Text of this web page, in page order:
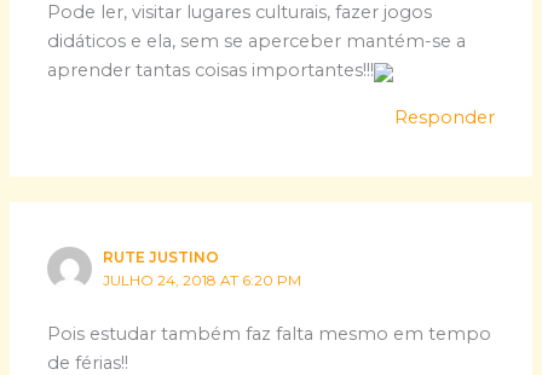
Pode ler, visitar lugares culturais, fazer jogos
didáticos e ela, sem se aperceber mantém-se a
aprender tantas coisas importantes!!!
Responder
RUTE JUSTINO
JULHO 24, 2018 AT 6:20 PM
Pois estudar também faz falta mesmo em tempo
de férias!!